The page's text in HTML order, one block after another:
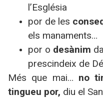
l’Església
por de les
els manaments…
por o desànim
prescindeix de
Més que mai… no
tingueu por, diu el